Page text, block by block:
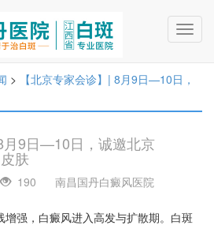
>
【北京专家会诊】| 8月9日—10日，
月9日—10日，诚邀北京
皮肤
190 南昌国丹白癜风医院
强，白癜风进入高发与扩散期。白斑